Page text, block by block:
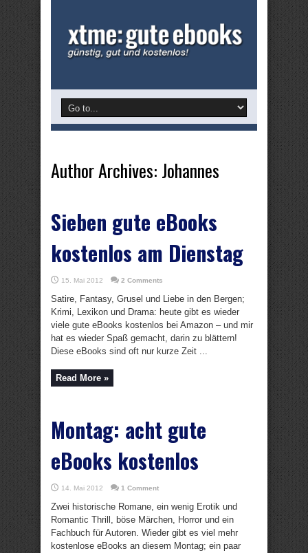
Author Archives: Johannes
Sieben gute eBooks
kostenlos am Dienstag
15. Mai 2012 2 Comments
Satire, Fantasy, Grusel und Liebe in den Bergen;
Krimi, Lexikon und Drama: heute gibt es wieder
viele gute eBooks kostenlos bei Amazon – und mir
hat es wieder Spaß gemacht, darin zu blättern!
Diese eBooks sind oft nur kurze Zeit ...
Read More »
Montag: acht gute
eBooks kostenlos
14. Mai 2012 1 Comment
Zwei historische Romane, ein wenig Erotik und
Romantic Thrill, böse Märchen, Horror und ein
Fachbuch für Autoren. Wieder gibt es viel mehr
kostenlose eBooks an diesem Montag; ein paar